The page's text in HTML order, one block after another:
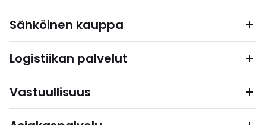
Sähköinen kauppa
Logistiikan palvelut
Vastuullisuus